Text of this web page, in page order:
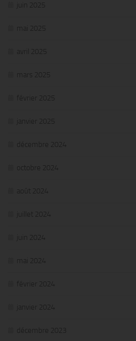
juin 2025
mai 2025
avril 2025
mars 2025
février 2025
janvier 2025
décembre 2024
octobre 2024
août 2024
juillet 2024
juin 2024
mai 2024
février 2024
janvier 2024
décembre 2023